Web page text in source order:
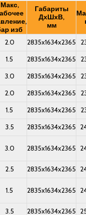
Макс,
изб
Габариты
ДхШхВ,
мм
2.0 2835x1634x2365
1.5 2835x1634x2365
3.0 2835x1634x2365
2.0 2835x1634x2365
1.5 2835x1634x2365
3.5 2835x1634x2365
3.0 2835x1634x2365
2.5 2835x1634x2365
1.5 2835x1634x2365
3.5 2835x1634x2365